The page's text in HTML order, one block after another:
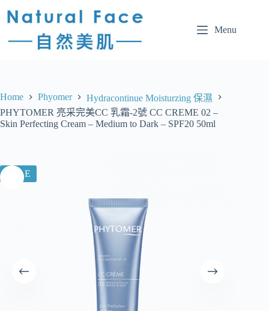
Menu
Home Phyomer
Hydracontinue Moisturzing 保濕
PHYTOMER 亮采完美CC 乳霜-2號 CC CREME 02 –
Skin Perfecting Cream – Medium to Dark – SPF20 50ml
SALE